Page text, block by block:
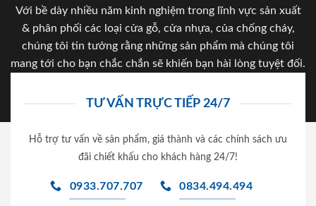
Với bề dày nhiều năm kinh nghiệm trong lĩnh vực sản xuất
& phân phối các loại cửa gỗ, cửa nhựa, của chống cháy,
chúng tôi tin tưởng rằng những sản phẩm mà chúng tôi
mang tới cho bạn chắc chắn sẽ khiến bạn hài lòng tuyệt đối.
TƯ VẤN TRỰC TIẾP 24/7
Hỗ trợ tư vấn về sản phẩm, giá thành và các chính sách ưu
đãi chiết khấu cho khách hàng 24/7!
0933.707.707 0834.494.494